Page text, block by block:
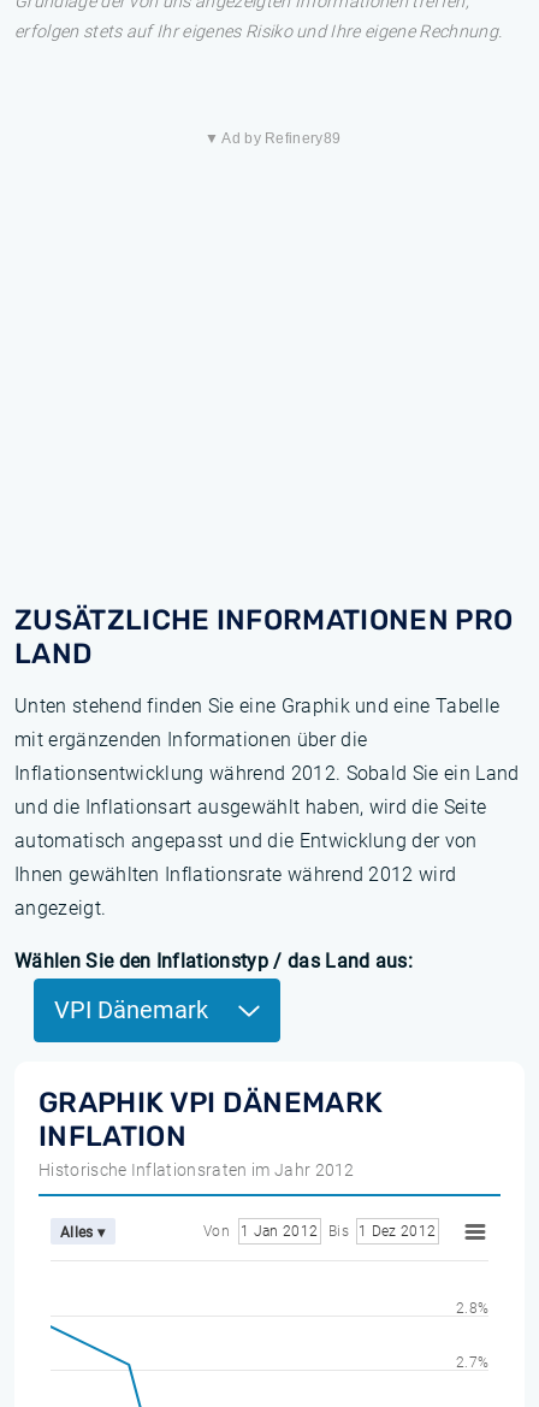
erfolgen stets auf Ihr eigenes Risiko und Ihre eigene Rechnung.
▼ Ad by Refinery89
ZUSÄTZLICHE INFORMATIONEN PRO
LAND
Unten stehend finden Sie eine Graphik und eine Tabelle
mit ergänzenden Informationen über die
Inflationsentwicklung während 2012. Sobald Sie ein Land
und die Inflationsart ausgewählt haben, wird die Seite
automatisch angepasst und die Entwicklung der von
Ihnen gewählten Inflationsrate während 2012 wird
angezeigt.
Wählen Sie den Inflationstyp / das Land aus:
VPI Dänemark
GRAPHIK VPI DÄNEMARK
INFLATION
Historische Inflationsraten im Jahr 2012
Alles ▾ Von 1 Jan 2012 Bis 1 Dez 2012
2.7%
2.8%